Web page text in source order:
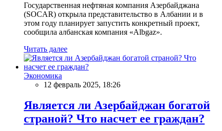
Государственная нефтяная компания Азербайджана
(SOCAR) открыла представительство в Албании и в
этом году планирует запустить конкретный проект,
сообщила албанская компания «Albgaz».
Читать далее
Экономика
12 февраль 2025, 18:26
Является ли Азербайджан богатой
страной? Что насчет ее граждан?